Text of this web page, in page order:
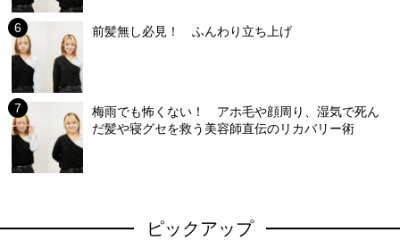
前髪無し必見！ ふんわり立ち上げ
梅雨でも怖くない！ アホ毛や顔周り、湿気で死ん
だ髪や寝グセを救う美容師直伝のリカバリー術
ピックアップ